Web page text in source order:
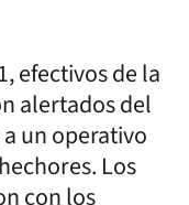
efectivos de la
alertados del
un operativo
Los
con los